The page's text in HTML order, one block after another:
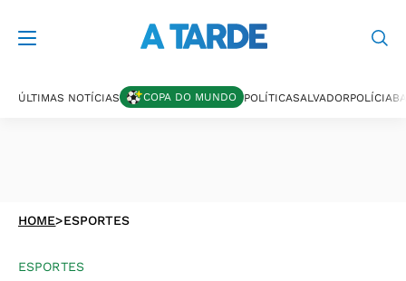
ÚLTIMAS NOTÍCIAS COPA DO MUNDO POLÍTICASALVADORPOLÍCIA
HOME>ESPORTES
ESPORTES